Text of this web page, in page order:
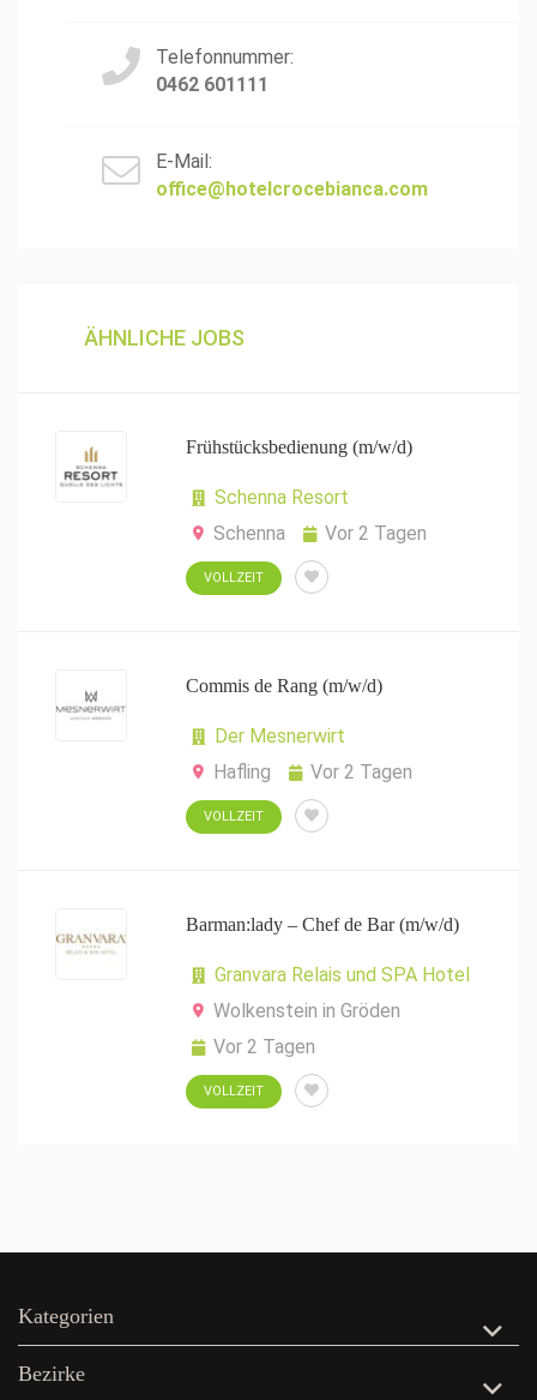
Telefonnummer:
0462 601111
E-Mail:
office@hotelcrocebianca.com
ÄHNLICHE JOBS
Frühstücksbedienung (m/w/d)
Schenna Resort
Schenna
Vor 2 Tagen
VOLLZEIT
Commis de Rang (m/w/d)
Der Mesnerwirt
Hafling
Vor 2 Tagen
VOLLZEIT
Barman:lady – Chef de Bar (m/w/d)
Granvara Relais und SPA Hotel
Wolkenstein in Gröden
Vor 2 Tagen
VOLLZEIT
Kategorien
Bezirke